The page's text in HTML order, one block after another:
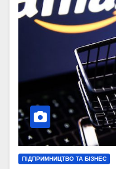
ПІДПРИМНИЦТВО ТА БІЗНЕС